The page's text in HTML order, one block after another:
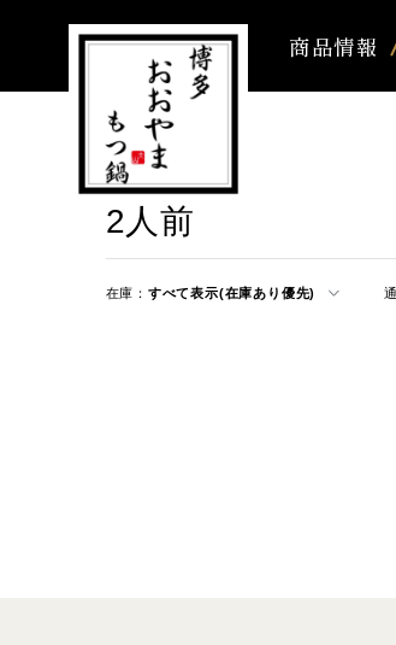
商品情報
2人前
在庫： すべて表示(在庫あり優先)